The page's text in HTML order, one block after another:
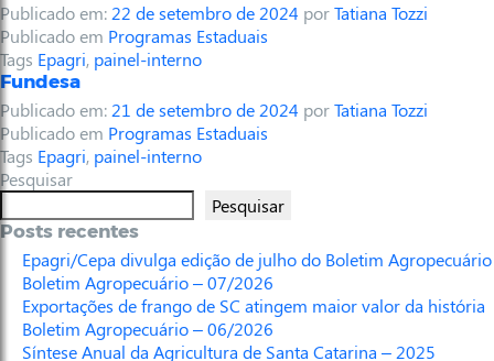
Publicado em: 22 de setembro de 2024 porTatiana Tozzi
Publicado em Programas Estaduais
Tags Epagri, painel-interno
Fundesa
Publicado em: 21 de setembro de 2024 porTatiana Tozzi
Publicado em Programas Estaduais
Tags Epagri, painel-interno
Pesquisar
Pesquisar
Posts recentes
Epagri/Cepa divulga edição de julho do Boletim Agropecuário
Boletim Agropecuário – 07/2026
Exportações de frango de SC atingem maior valor da história
Boletim Agropecuário – 06/2026
Síntese Anual da Agricultura de Santa Catarina – 2025